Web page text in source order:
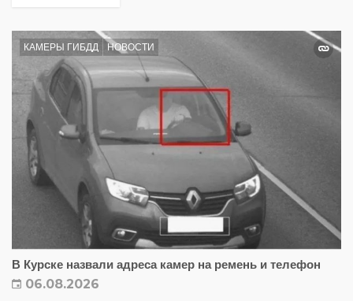
КАМЕРЫ ГИБДД НОВОСТИ
В Курске назвали адреса камер на ремень и телефон
06.08.2026